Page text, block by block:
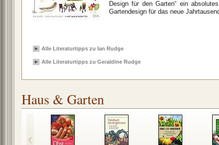
Design für den Garten“ ein
Gartendesign für das neue
Alle Literaturtipps zu Ian Rudge
Alle Literaturtipps zu Geraldine Rudge
Haus & Garten